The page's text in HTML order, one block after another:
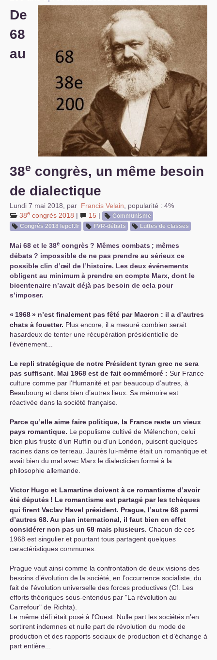
S’organiser
Comprendre...
Vie du site
De
68
au
38e congrès, un même besoin
de dialectique
Lundi 7 mai 2018 par Francis Velain
popularité : 4%
38e congrès 2018 | 15 |
Communisme
Congrès 2018 lepcf.fr
FVR-débats Luttes de classes
Mai 68 et le 38e congrès ? Mêmes combats ; mêmes
débats ? impossible de ne pas prendre au sérieux ce
possible clin d’œil de l’histoire. Les deux événements
obligent au minimum à prendre en compte Marx, dont le
bicentenaire n’avait déjà pas besoin de cela pour
s’imposer.
« 1968» n’est finalement pas fêté par Macron : il a d’autres
chats à fouetter. Plus encore, il a mesuré combien serait
hasardeux de tenter une récupération présidentielle de
l’évènement...
Le repli stratégique de notre Président tyran grec ne sera
pas suffisant Mai 1968 est de fait commémoré : Sur France
culture comme par l’Humanité et par beaucoup d’autres, à
Beaubourg et dans bien d’autres lieux. Sa mémoire est
réactivée dans la société française.
Parce qu’elle aime faire politique, la France reste un vieux
pays romantique. Le populisme cultivé de Mélenchon, celui
bien plus fruste d’un Ruffin ou d’un London, puisent quelques
racines dans ce terreau. Jaurès lui-même était un romantique et
avait bien du mal avec Marx le dialecticien formé à la
philosophie allemande.
Victor Hugo et Lamartine doivent à ce romantisme d’avoir
été députés ! Le romantisme est partagé par les tchèques
qui firent Vaclav Havel président. Prague, l’autre 68 parmi
d’autres 68. Au plan international, il faut bien en effet
considérer non pas un 68 mais plusieurs. Chacun de ces
1968 est singulier et pourtant tous partagent quelques
caractéristiques communes.
Prague vaut ainsi comme la confrontation de deux visions des
besoins d’évolution de la société, en l’occurrence socialiste, du
fait de l’évolution universelle des forces productives (Cf. Les
efforts théoriques sous-entendus par "La révolution au
Carrefour" de Richta).
Le même défi était posé à l’Ouest. Nulle part les sociétés n’en
sortirent indemnes et nulle part de révolution du mode de
production et des rapports sociaux de production et d’échange à
part entière...